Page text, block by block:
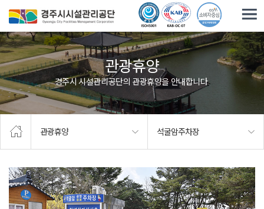
관광휴양
경주시 시설관리공단의 관광휴양을 안내합니다.
관광휴양 석굴암주차장